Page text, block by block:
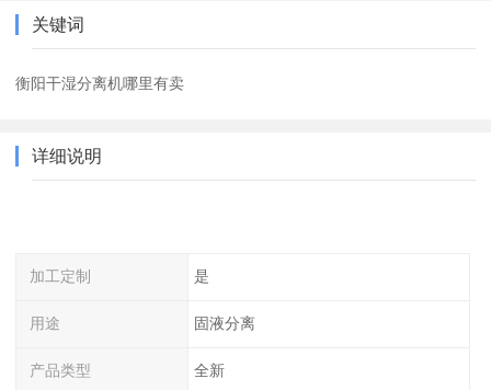
关键词
衡阳干湿分离机哪里有卖
详细说明
加工定制 是
用途 固液分离
产品类型 全新